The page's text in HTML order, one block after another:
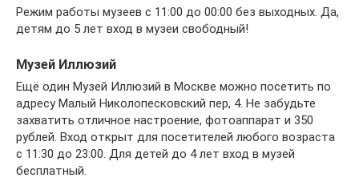
Режим работы музеев с 11:00 до 00:00 без выходных. Да,
детям до 5 лет вход в музеи свободный!
Музей Иллюзий
Ещё один Музей Иллюзий в Москве можно посетить по
адресу Малый Николопесковский пер, 4. Не забудьте
захватить отличное настроение, фотоаппарат и 350
рублей. Вход открыт для посетителей любого возраста
с 11:30 до 23:00. Для детей до 4 лет вход в музей
бесплатный.